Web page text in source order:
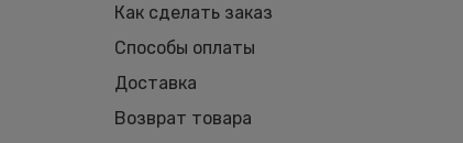
Как сделать заказ
Способы оплаты
Доставка
Возврат товара